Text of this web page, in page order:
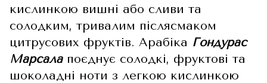
кислинкою вишні або сливи та
солодким, тривалим післясмаком
цитрусових фруктів. Арабіка Гондурас
Марсала поєднує солодкі, фруктові та
шоколадні ноти з легкою кислинкою